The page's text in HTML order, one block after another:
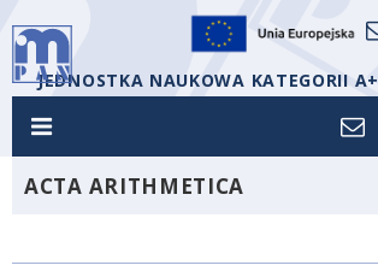
JEDNOSTKA NAUKOWA KATEGORII A+
ACTA ARITHMETICA